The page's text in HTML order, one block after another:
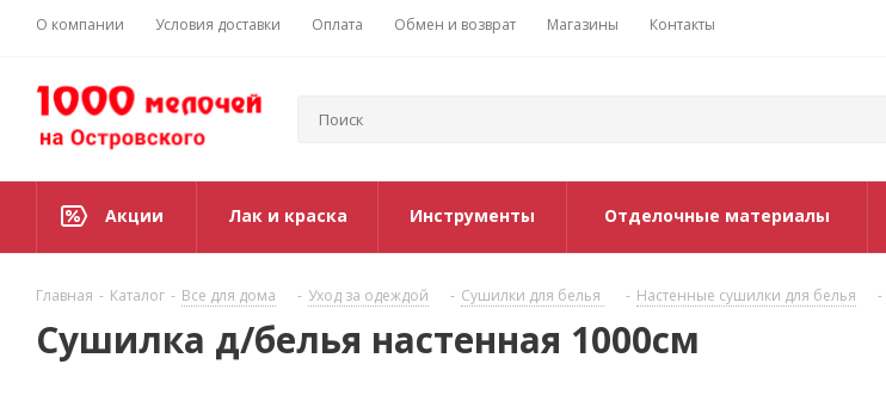
О компании Условия доставки Оплата Обмен и возврат Магазины Контакты
Акции Лак и краска Инструменты Отделочные материалы
Главная - Каталог - Все для дома - Уход за одеждой - Сушилки для белья - Настенные сушилки для белья -
Сушилка д/белья настенная 1000см